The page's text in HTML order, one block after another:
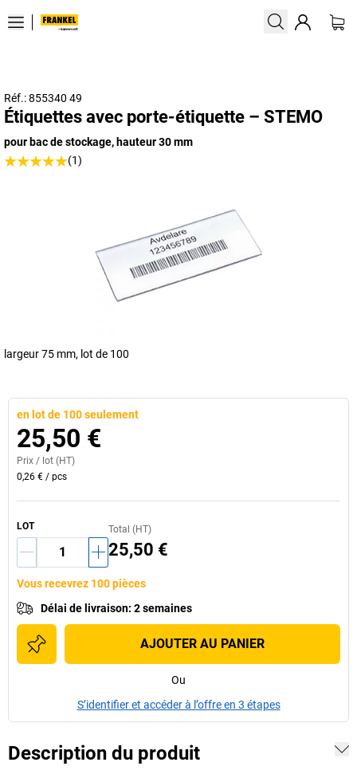
Réf.: 855340 49
Étiquettes avec porte-étiquette – STEMO
pour bac de stockage, hauteur 30 mm
(1)
largeur 75 mm, lot de 100
en lot de 100 seulement
25,50 €
Prix / lot (HT)
0,26 € / pcs
LOT Total (HT)
25,50 €
Vous recevrez 100 pièces
Délai de livraison: 2 semaines
AJOUTER AU PANIER
Ou
S’identifier et accéder à l’offre en 3 étapes
Description du produit